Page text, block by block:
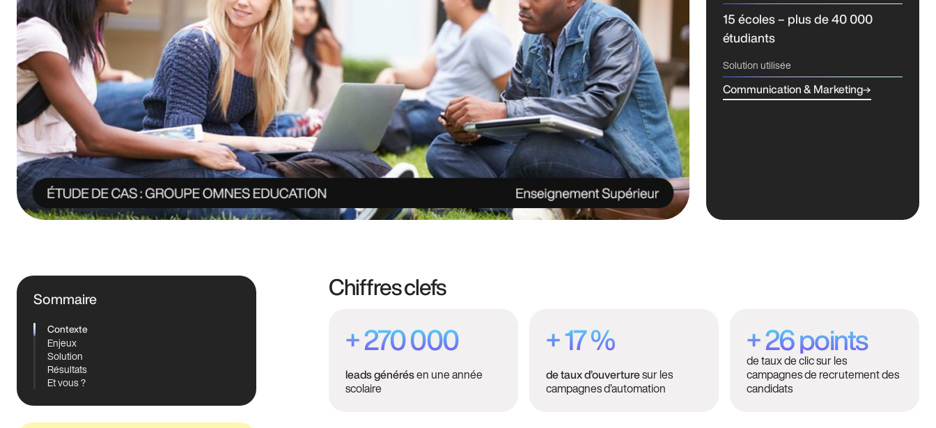
15 écoles – plus de 40 000
étudiants
Solution utilisée
Communication & Marketing
Sommaire
Contexte
Enjeux
Solution
Résultats
Et vous ?
Chiffres clefs
+ 270 000
leads générésen une année
scolaire
+ 17 %
de taux d’ouverturesur les
campagnes d’automation
+ 26 points
de taux de clic sur les
campagnes de recrutement des
candidats